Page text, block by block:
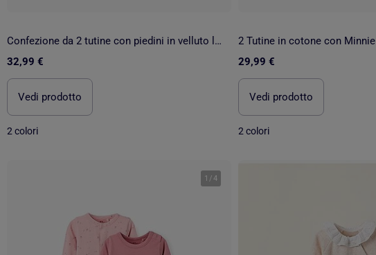
Confezione da 2 tutine con piedini in velluto liscia/a righe
32,99 €
Vedi prodotto
2 colori
2 Tutine in cotone con Minnie
29,99 €
Vedi prodotto
2 colori
1 /4